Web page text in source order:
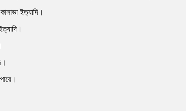
ইত্যাদি।